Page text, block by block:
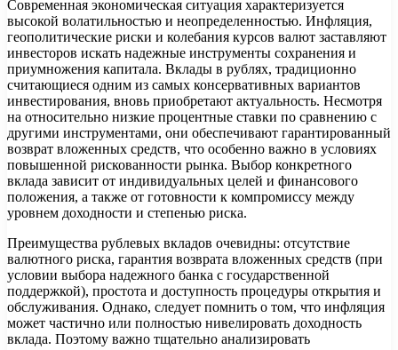
Современная экономическая ситуация характеризуется
высокой волатильностью и неопределенностью. Инфляция,
геополитические риски и колебания курсов валют заставляют
инвесторов искать надежные инструменты сохранения и
приумножения капитала. Вклады в рублях, традиционно
считающиеся одним из самых консервативных вариантов
инвестирования, вновь приобретают актуальность. Несмотря
на относительно низкие процентные ставки по сравнению с
другими инструментами, они обеспечивают гарантированный
возврат вложенных средств, что особенно важно в условиях
повышенной рискованности рынка. Выбор конкретного
вклада зависит от индивидуальных целей и финансового
положения, а также от готовности к компромиссу между
уровнем доходности и степенью риска.
Преимущества рублевых вкладов очевидны: отсутствие
валютного риска, гарантия возврата вложенных средств (при
условии выбора надежного банка с государственной
поддержкой), простота и доступность процедуры открытия и
обслуживания. Однако, следует помнить о том, что инфляция
может частично или полностью нивелировать доходность
вклада. Поэтому важно тщательно анализировать